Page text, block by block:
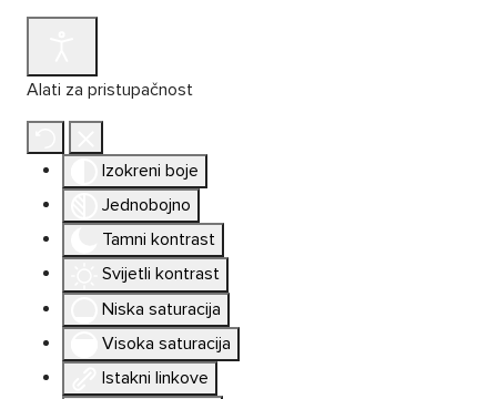
Alati za pristupačnost
Izokreni boje
Jednobojno
Tamni kontrast
Svijetli kontrast
Niska saturacija
Visoka saturacija
Istakni linkove